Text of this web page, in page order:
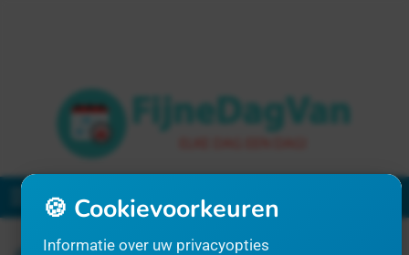
Menu
🍪 Cookievoorkeuren
Informatie over uw privacyopties